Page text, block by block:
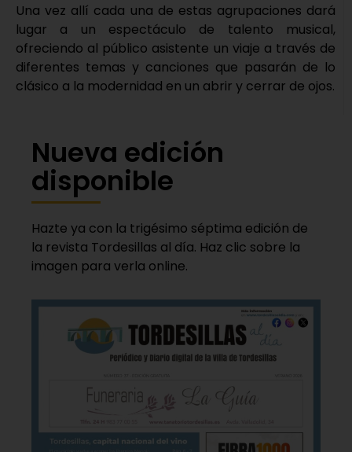
Una vez allí cada una de estas agrupaciones dará
lugar a un espectáculo de talento musical,
ofreciendo al público asistente un viaje a través de
diferentes temas y canciones que pasarán de lo
clásico a la modernidad en un abrir y cerrar de ojos.
Nueva edición
disponible
Hazte ya con la trigésimo séptima edición de
la revista Tordesillas al día. Haz clic sobre la
imagen para verla online.